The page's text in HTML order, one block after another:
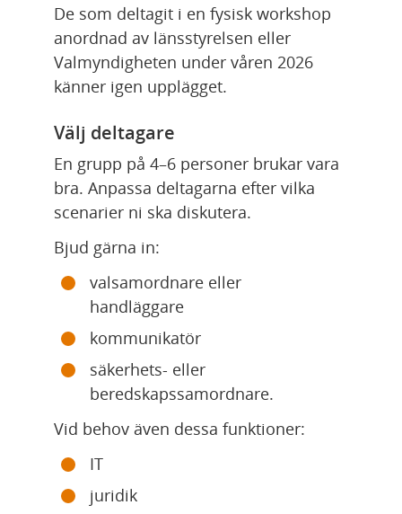
De som deltagit i en fysisk workshop
anordnad av länsstyrelsen eller
Valmyndigheten under våren 2026
känner igen upplägget.
Välj deltagare
En grupp på 4–6 personer brukar vara
bra. Anpassa deltagarna efter vilka
scenarier ni ska diskutera.
Bjud gärna in:
valsamordnare eller
handläggare
kommunikatör
säkerhets- eller
beredskapssamordnare.
Vid behov även dessa funktioner:
IT
juridik